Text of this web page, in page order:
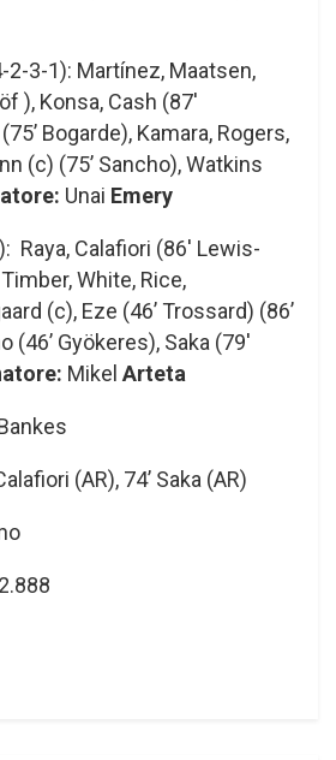
2-3-1): Martínez, Maatsen,
), Konsa, Cash (87′
Bogarde), Kamara, Rogers,
(c) (75’ Sancho), Watkins
Unai Emery
Raya, Calafiori (86′ Lewis-
White, Rice,
(c), Eze (46’ Trossard) (86’
(46’ Gyökeres), Saka (79′
Mikel Arteta
(AR), 74’ Saka (AR)